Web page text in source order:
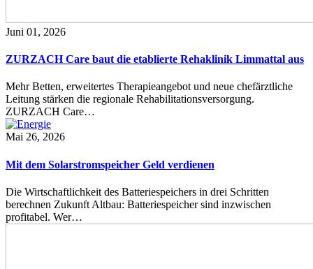
Juni 01, 2026
ZURZACH Care baut die etablierte Rehaklinik Limmattal aus
Mehr Betten, erweitertes Therapieangebot und neue chefärztliche
Leitung stärken die regionale Rehabilitationsversorgung.
ZURZACH Care…
Mai 26, 2026
Mit dem Solarstromspeicher Geld verdienen
Die Wirtschaftlichkeit des Batteriespeichers in drei Schritten
berechnen Zukunft Altbau: Batteriespeicher sind inzwischen
profitabel. Wer…